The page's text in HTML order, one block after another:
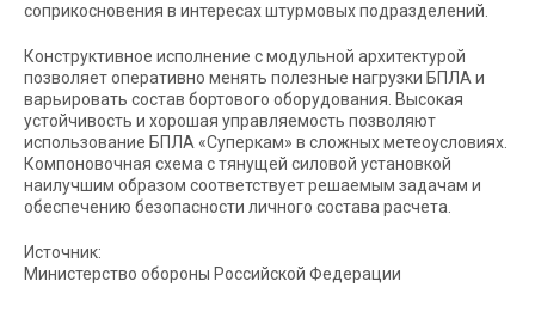
соприкосновения в интересах штурмовых подразделений.
Конструктивное исполнение с модульной архитектурой
позволяет оперативно менять полезные нагрузки БПЛА и
варьировать состав бортового оборудования. Высокая
устойчивость и хорошая управляемость позволяют
использование БПЛА «Суперкам» в сложных метеоусловиях.
Компоновочная схема с тянущей силовой установкой
наилучшим образом соответствует решаемым задачам и
обеспечению безопасности личного состава расчета.
Источник:
Министерство обороны Российской Федерации